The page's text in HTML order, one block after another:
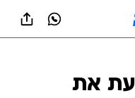
את